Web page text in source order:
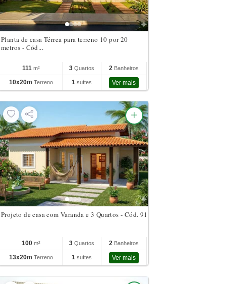
Planta de casa Térrea para terreno 10 por 20
metros - Cód...
111 m² 3 Quartos 2 Banheiros
10x20m Terreno 1 suítes Ver mais
Projeto de casa com Varanda e 3 Quartos - Cód. 91
100 m² 3 Quartos 2 Banheiros
13x20m Terreno 1 suítes Ver mais